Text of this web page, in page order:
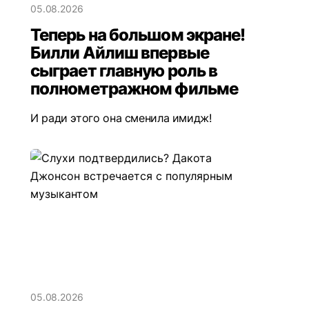
05.08.2026
Теперь на большом экране!
Билли Айлиш впервые
сыграет главную роль в
полнометражном фильме
И ради этого она сменила имидж!
05.08.2026